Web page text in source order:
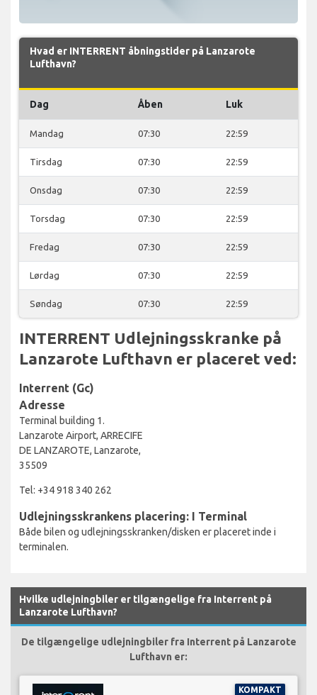
Hvad er INTERRENT åbningstider på Lanzarote
Lufthavn?
Dag Åben Luk
Mandag 07:30 22:59
Tirsdag 07:30 22:59
Onsdag 07:30 22:59
Torsdag 07:30 22:59
Fredag 07:30 22:59
Lørdag 07:30 22:59
Søndag 07:30 22:59
INTERRENT Udlejningsskranke på
Lanzarote Lufthavn er placeret ved:
Interrent (Gc)
Adresse
Terminal building 1.
Lanzarote Airport, ARRECIFE
DE LANZAROTE, Lanzarote,
35509
Tel: +34 918 340 262
Udlejningsskrankens placering: I Terminal
Både bilen og udlejningsskranken/disken er placeret inde i
terminalen.
Hvilke udlejningbiler er tilgængelige fra Interrent på
Lanzarote Lufthavn?
De tilgængelige udlejningbiler fra Interrent på Lanzarote
Lufthavn er:
KOMPAKT